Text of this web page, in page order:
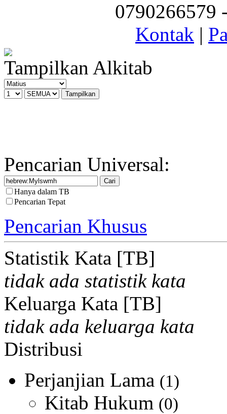
0790266579
Kontak |
Tampilkan Alkitab
Pencarian Universal:
Hanya dalam TB
Pencarian Tepat
Pencarian Khusus
Statistik Kata [TB]
tidak ada statistik kata
Keluarga Kata [TB]
tidak ada keluarga kata
Distribusi
Perjanjian Lama (1)
Kitab Hukum (0)